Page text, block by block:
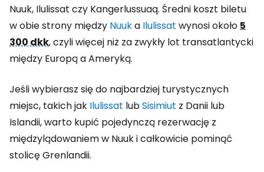
Nuuk, Ilulissat czy Kangerlussuaq. Średni koszt biletu
w obie strony między Nuuka Ilulissat wynosi około5
300 dkk, czyli więcej niż za zwykły lot transatlantycki
między Europą a Ameryką.
Jeśli wybierasz się do najbardziej turystycznych
miejsc, takich jak Ilulissat lubSisimiut z Danii lub
Islandii, warto kupić pojedynczą rezerwację z
międzylądowaniem w Nuuk i całkowicie pominąć
stolicę Grenlandii.